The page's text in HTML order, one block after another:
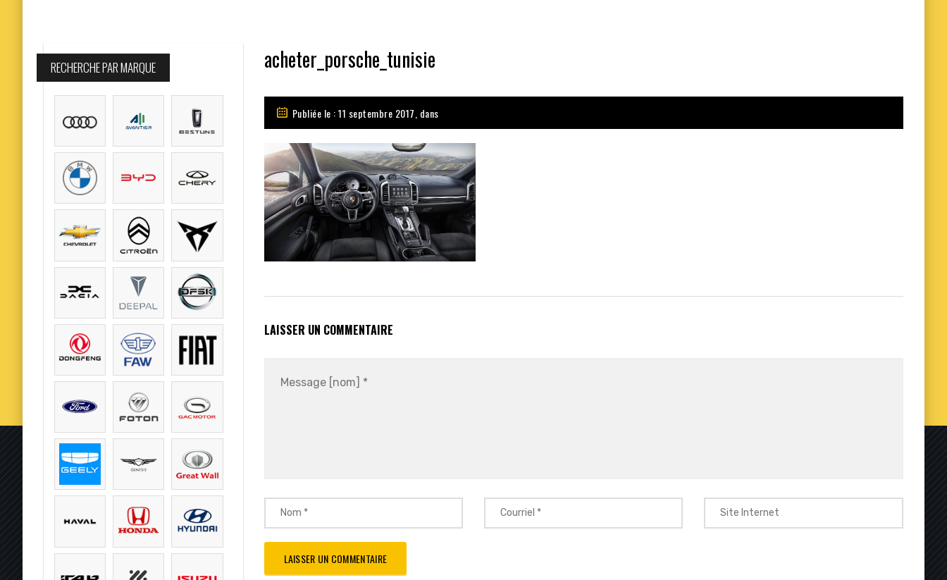
acheter_porsche_tunisie
Publiée le : 11 septembre 2017, dans
LAISSER UN COMMENTAIRE
RECHERCHE PAR MARQUE